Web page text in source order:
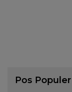
Pos Populer